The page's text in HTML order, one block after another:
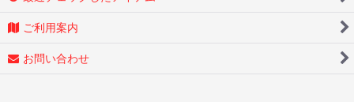
ご利用案内
お問い合わせ